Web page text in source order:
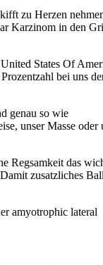
zu Herzen
Karzinom in den
States Of
bei uns
genau so wie
unser Masse oder
Regsamkeit das
zusatzliches
amyotrophic lateral